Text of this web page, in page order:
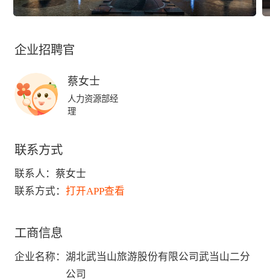
企业招聘官
蔡女士
人力资源部经
理
联系方式
联系人： 蔡女士
联系方式： 打开APP查看
工商信息
企业名称 ： 湖北武当山旅游股份有限公司武当山二分
公司